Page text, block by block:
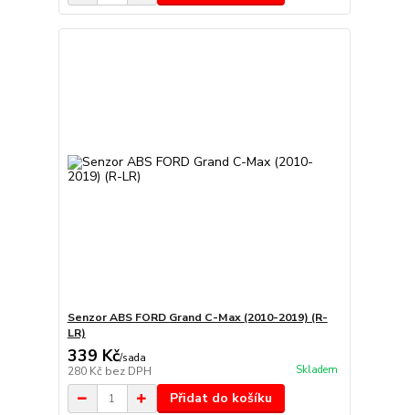
Senzor ABS FORD Grand C-Max (2010-2019) (R-
LR)
339 Kč/sada
280 Kč bez DPH Skladem
Přidat do košíku